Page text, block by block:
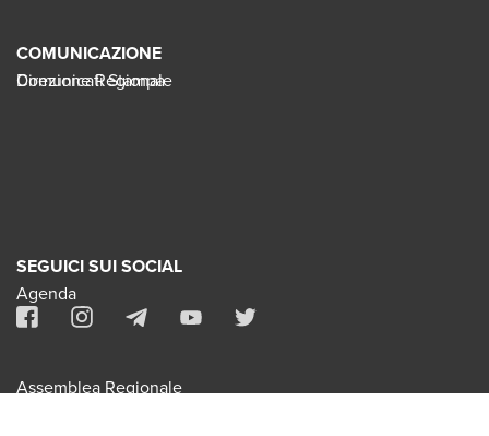
Direzione Regionale
Assemblea Regionale
COMUNICAZIONE
Comunicati Stampa
Agenda
SEGUICI SUI SOCIAL